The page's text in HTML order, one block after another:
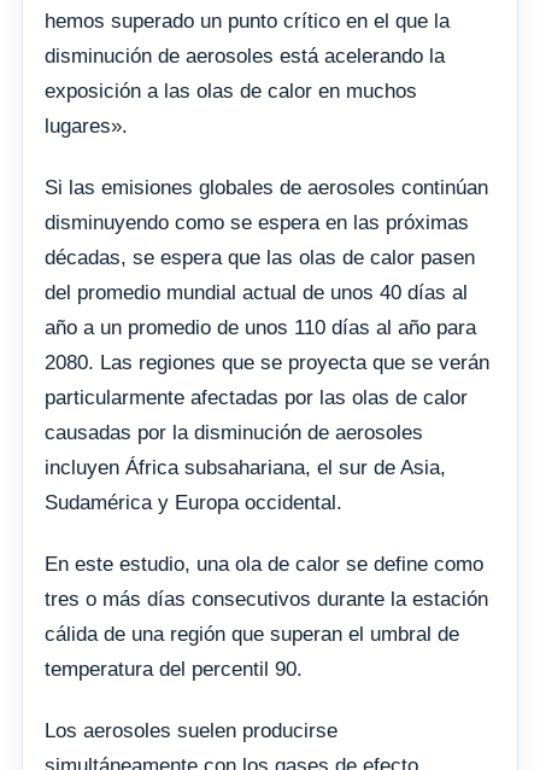
hemos superado un punto crítico en el que la
disminución de aerosoles está acelerando la
exposición a las olas de calor en muchos
lugares».
Si las emisiones globales de aerosoles continúan
disminuyendo como se espera en las próximas
décadas, se espera que las olas de calor pasen
del promedio mundial actual de unos 40 días al
año a un promedio de unos 110 días al año para
2080. Las regiones que se proyecta que se verán
particularmente afectadas por las olas de calor
causadas por la disminución de aerosoles
incluyen África subsahariana, el sur de Asia,
Sudamérica y Europa occidental.
En este estudio, una ola de calor se define como
tres o más días consecutivos durante la estación
cálida de una región que superan el umbral de
temperatura del percentil 90.
Los aerosoles suelen producirse